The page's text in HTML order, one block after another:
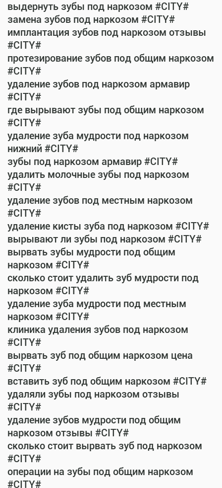
выдернуть зубы под наркозом #CITY#
замена зубов под наркозом #CITY#
имплантация зубов под наркозом отзывы
#CITY#
протезирование зубов под общим наркозом
#CITY#
удаление зубов под наркозом армавир
#CITY#
где вырывают зубы под общим наркозом
#CITY#
удаление зуба мудрости под наркозом
нижний #CITY#
зубы под наркозом армавир #CITY#
удалить молочные зубы под наркозом
#CITY#
удаление зубов под местным наркозом
#CITY#
удаление кисты зуба под наркозом #CITY#
вырывают ли зубы под наркозом #CITY#
вырвать зубы мудрости под общим
наркозом #CITY#
сколько стоит удалить зуб мудрости под
наркозом #CITY#
удаление зуба мудрости под местным
наркозом #CITY#
клиника удаления зубов под наркозом
#CITY#
вырвать зуб под общим наркозом цена
#CITY#
вставить зуб под общим наркозом #CITY#
удаляли зубы под наркозом отзывы
#CITY#
удаление зубов мудрости под общим
наркозом отзывы #CITY#
сколько стоит вырвать зуб под наркозом
#CITY#
операции на зубы под общим наркозом
#CITY#